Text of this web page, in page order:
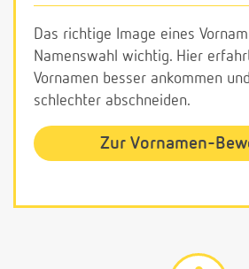
Das richtige Image eines
Namenswahl wichtig. Hier
Vornamen besser ankommen
schlechter abschneiden.
Zur Vornamen-